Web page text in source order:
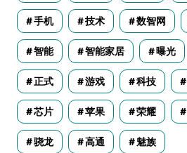
手机 技术 数智网
智能 智能家居 曝光
正式 游戏 科技
芯片 苹果 荣耀
骁龙 高通 魅族